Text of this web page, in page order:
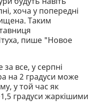
хоча у попередні
Таким
пише "Новое
все, у серпні
на 2 градуси може
у той час як
градуси жаркішими